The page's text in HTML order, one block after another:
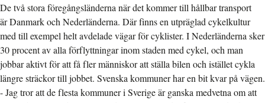
De två stora föregångsländerna när det kommer till hållbar transport
är Danmark och Nederländerna. Där finns en utpräglad cykelkultur
med till exempel helt avdelade vägar för cyklister. I Nederländerna sker
30 procent av alla förflyttningar inom staden med cykel, och man
jobbar aktivt för att få fler människor att ställa bilen och istället cykla
längre sträckor till jobbet. Svenska kommuner har en bit kvar på vägen.
- Jag tror att de flesta kommuner i Sverige är ganska medvetna om att